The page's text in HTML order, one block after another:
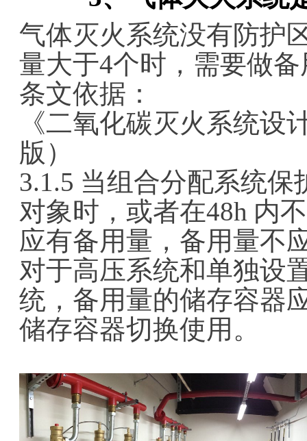
气体灭火系统没有防护
量大于4个时，需要做
条文依据：
《二氧化碳灭火系统设
版）
3.1.5 当组合分配系统
对象时，或者在48h 内
应有备用量，备用量不
对于高压系统和单独设
统，备用量的储存容器
储存容器切换使用。